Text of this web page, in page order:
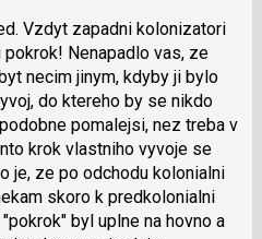
Vzdyt zapadni kolonizatori
Nenapadlo vas, ze
necim jinym, kdyby ji bylo
do ktereho by se nikdo
pomalejsi, nez treba v
krok vlastniho vyvoje se
je, ze po odchodu kolonialni
skoro k predkolonialni
byl uplne na hovno a